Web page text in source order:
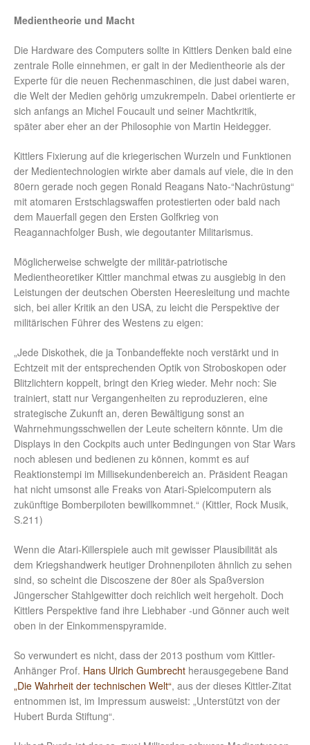
Medientheorie und Macht
Die Hardware des Computers sollte in Kittlers Denken bald eine
zentrale Rolle einnehmen, er galt in der Medientheorie als der
Experte für die neuen Rechenmaschinen, die just dabei waren,
die Welt der Medien gehörig umzukrempeln. Dabei orientierte er
sich anfangs an Michel Foucault und seiner Machtkritik,
später aber eher an der Philosophie von Martin Heidegger.
Kittlers Fixierung auf die kriegerischen Wurzeln und Funktionen
der Medientechnologien wirkte aber damals auf viele, die in den
80ern gerade noch gegen Ronald Reagans Nato-“Nachrüstung“
mit atomaren Erstschlagswaffen protestierten oder bald nach
dem Mauerfall gegen den Ersten Golfkrieg von
Reagannachfolger Bush, wie degoutanter Militarismus.
Möglicherweise schwelgte der militär-patriotische
Medientheoretiker Kittler manchmal etwas zu ausgiebig in den
Leistungen der deutschen Obersten Heeresleitung und machte
sich, bei aller Kritik an den USA, zu leicht die Perspektive der
militärischen Führer des Westens zu eigen:
„Jede Diskothek, die ja Tonbandeffekte noch verstärkt und in
Echtzeit mit der entsprechenden Optik von Stroboskopen oder
Blitzlichtern koppelt, bringt den Krieg wieder. Mehr noch: Sie
trainiert, statt nur Vergangenheiten zu reproduzieren, eine
strategische Zukunft an, deren Bewältigung sonst an
Wahrnehmungsschwellen der Leute scheitern könnte. Um die
Displays in den Cockpits auch unter Bedingungen von Star Wars
noch ablesen und bedienen zu können, kommt es auf
Reaktionstempi im Millisekundenbereich an. Präsident Reagan
hat nicht umsonst alle Freaks von Atari-Spielcomputern als
zukünftige Bomberpiloten bewillkommnet.“ (Kittler, Rock Musik,
S.211)
Wenn die Atari-Killerspiele auch mit gewisser Plausibilität als
dem Kriegshandwerk heutiger Drohnenpiloten ähnlich zu sehen
sind, so scheint die Discoszene der 80er als Spaßversion
Jüngerscher Stahlgewitter doch reichlich weit hergeholt. Doch
Kittlers Perspektive fand ihre Liebhaber -und Gönner auch weit
oben in der Einkommenspyramide.
So verwundert es nicht, dass der 2013 posthum vom Kittler-
Anhänger Prof. Hans Ulrich Gumbrecht herausgegebene Band
„Die Wahrheit der technischen Welt“, aus der dieses Kittler-Zitat
entnommen ist, im Impressum ausweist: „Unterstützt von der
Hubert Burda Stiftung“.